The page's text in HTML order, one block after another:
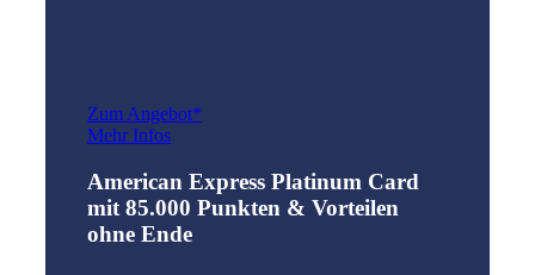
Zum Angebot*
Mehr Infos
American Express Platinum Card
mit 85.000 Punkten & Vorteilen
ohne Ende